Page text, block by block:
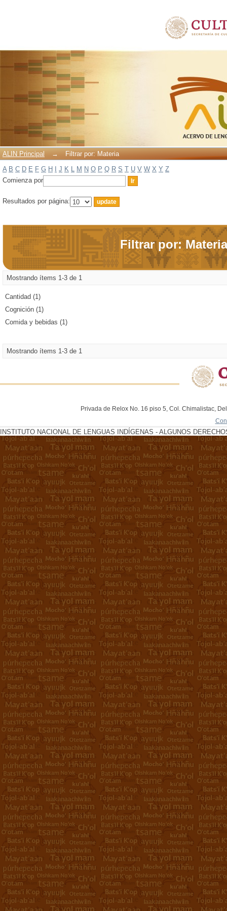
ALIN Principal →
Filtrar por: Materia
A B C D E F G H J K L M N O P Q R S T U V W X Y Z
Comienza por
Resultados por página:
Filtrar por: Materia
Mostrando ítems 1-3 de 1
Cantidad (1)
Cognición (1)
Comida y bebidas (1)
Mostrando ítems 1-3 de 1
Privada de Relox No. 16 piso 5, Col. Chimalistac,
INSTITUTO NACIONAL DE LENGUAS INDÍGENAS - ALGUNOS